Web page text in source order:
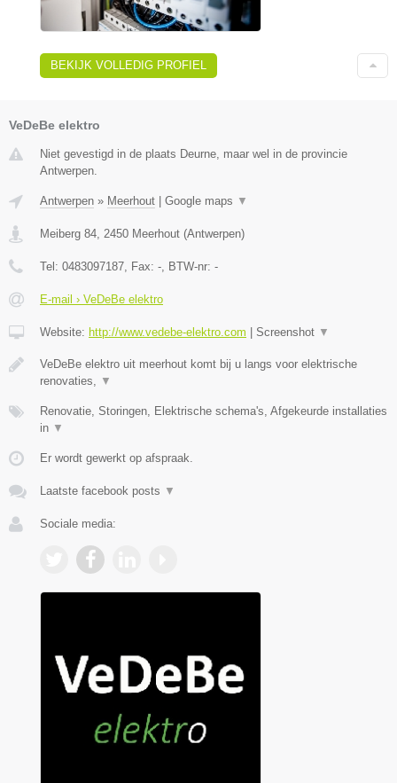
BEKIJK VOLLEDIG PROFIEL
VeDeBe elektro
Niet gevestigd in de plaats Deurne, maar wel in de provincie
Antwerpen.
Antwerpen » Meerhout | Google maps ▼
Meiberg 84 2450 Meerhout (Antwerpen)
Tel: 0483097187 , Fax: - , BTW-nr: -
E-mail › VeDeBe elektro
Website: http://www.vedebe-elektro.com | Screenshot ▼
VeDeBe elektro uit meerhout komt bij u langs voor elektrische
renovaties,
▼
Renovatie, Storingen, Elektrische schema's, Afgekeurde installaties
in ▼
Er wordt gewerkt op afspraak.
Laatste facebook posts ▼
Sociale media: